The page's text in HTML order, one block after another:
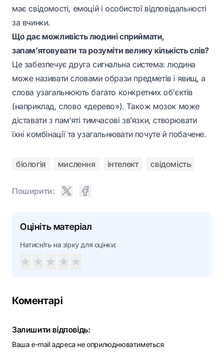
має свідомості, емоцій і особистої відповідальності
за вчинки.
Що дає можливість людині сприймати,
запам’ятовувати та розуміти велику кількість слів?
Це забезпечує друга сигнальна система: людина
може називати словами образи предметів і явищ, а
слова узагальнюють багато конкретних об’єктів
(наприклад, слово «дерево»). Також мозок може
діставати з пам’яті тимчасові зв’язки, створювати
їхні комбінації та узагальнювати почуте й побачене.
біологія мислення інтелект свідомість
Поширити:
Оцініть матеріал
Натисніть на зірку для оцінки:
★ ★ ★ ★ ★
Коментарі
Залишити відповідь:
Ваша e-mail адреса не оприлюднюватиметься